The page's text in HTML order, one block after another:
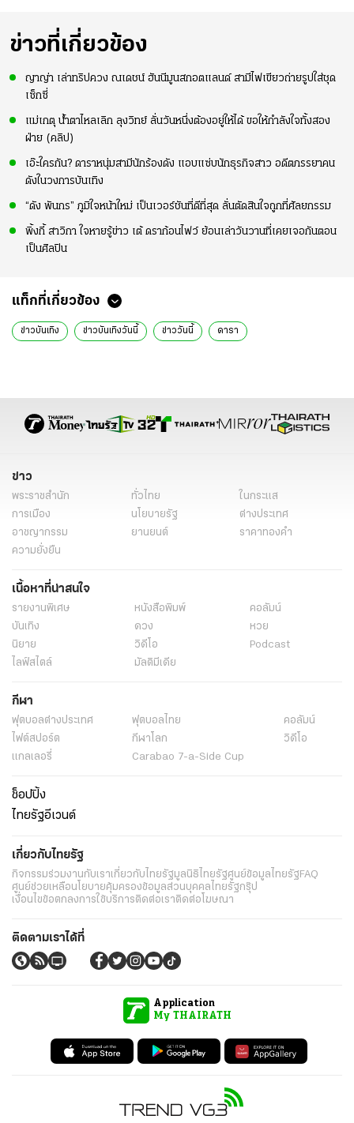
ข่าวที่เกี่ยวข้อง
ญาญ่า เล่าทริปควง ณเดชน์ ฮันนีมูนสกอตแลนด์ สามีไฟเขียวถ่ายรูปใส่ชุด
เซ็กซี่
แม่เกตุ น้ำตาไหลเลิก ลุงวิทย์ ลั่นวันหนึ่งต้องอยู่ให้ได้ ขอให้กำลังใจทั้งสอง
ฝ่าย (คลิป)
เอ๊ะใครกัน? ดาราหนุ่มสามีนักร้องดัง แอบแซ่บนักธุรกิจสาว อดีตภรรยาคน
ดังในวงการบันเทิง
“ดัง พันกร” ภูมิใจหน้าใหม่ เป็นเวอร์ชันที่ดีที่สุด ลั่นตัดสินใจถูกที่ศัลยกรรม
พิ้งกี้ สาวิกา ใจหายรู้ข่าว เต้ ดราก้อนไฟว์ ย้อนเล่าวันวานที่เคยเจอกันตอน
เป็นศิลปิน
แท็กที่เกี่ยวข้อง
ข่าวบันเทิง ข่าวบันเทิงวันนี้ ข่าววันนี้ ดารา
ข่าว
พระราชสำนัก ทั่วไทย
ในกระแส
การเมือง
นโยบายรัฐ
ต่างประเทศ
อาชญากรรม
ยานยนต์
ราคาทองคำ
ความยั่งยืน
เนื้อหาที่น่าสนใจ
รายงานพิเศษ หนังสือพิมพ์
คอลัมน์
บันเทิง
ดวง
หวย
นิยาย
วิดีโอ
Podcast
ไลฟ์สไตล์
มัลติมีเดีย
กีฬา
ฟุตบอลต่่างประเทศ ฟุตบอลไทย
คอลัมน์
ไฟต์สปอร์ต
กีฬาโลก
วิดีโอ
แกลเลอรี่
Carabao 7-a-Side Cup
ช็อปปิ้ง
ไทยรัฐอีเวนต์
เกี่ยวกับไทยรัฐ
กิจกรรมร่วมงานกับเราเกี่ยวกับไทยรัฐมูลนิธิไทยรัฐศูนย์ข้อมูลไทยรัฐFAQ
ศูนย์ช่วยเหลือนโยบายคุ้มครองข้อมูลส่วนบุคคลไทยรัฐกรุ๊ป
เงื่อนไขข้อตกลงการใช้บริการติดต่อเราติดต่อโฆษณา
ติดตามเราได้ที่
Application
My THAIRATH